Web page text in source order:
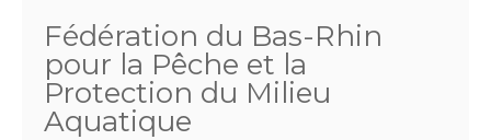
Fédération du Bas-Rhin
pour la Pêche et la
Protection du Milieu
Aquatique